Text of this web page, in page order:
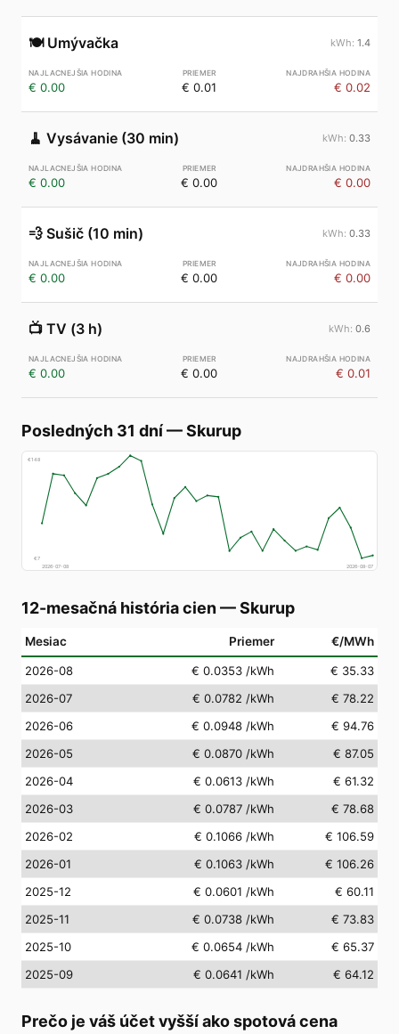
🍽️ Umývačka 1.4
€ 0.00 € 0.01 € 0.02
🧹 Vysávanie (30 min) 0.33
€ 0.00 € 0.00 € 0.00
💨 Sušič (10 min) 0.33
€ 0.00 € 0.00 € 0.00
📺 TV (3 h) 0.6
€ 0.00 € 0.00 € 0.01
Posledných 31 dní—Skurup
€148
€7
2026-07-08
2026-08-07
12-mesačná história cien —Skurup
Mesiac Priemer €/MWh
2026-08 € 0.0353 /kWh
€ 35.33
2026-07
€ 0.0782 /kWh
€ 78.22
2026-06
€ 0.0948 /kWh
€ 94.76
2026-05
€ 0.0870 /kWh
€ 87.05
2026-04
€ 0.0613 /kWh
€ 61.32
2026-03
€ 0.0787 /kWh
€ 78.68
2026-02
€ 0.1066 /kWh
€ 106.59
2026-01
€ 0.1063 /kWh
€ 106.26
2025-12
€ 0.0601 /kWh
€ 60.11
2025-11
€ 0.0738 /kWh
€ 73.83
2025-10
€ 0.0654 /kWh
€ 65.37
2025-09
€ 0.0641 /kWh € 64.12
Prečo je váš účet vyšší ako spotová cena